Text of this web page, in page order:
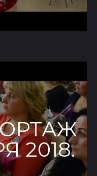
2018.